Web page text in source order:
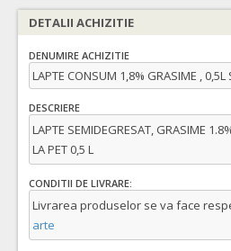
DETALII ACHIZITIE
DENUMIRE ACHIZITIE
LAPTE CONSUM 1,8% GRASIME ,
DESCRIERE
LAPTE SEMIDEGRESAT, GRASIME
LA PET 0,5 L
CONDITII DE LIVRARE:
Livrarea produselor se va face
arte